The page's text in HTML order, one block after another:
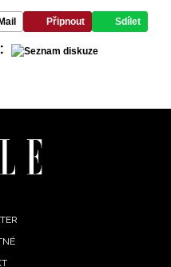
Připnout Sdílet